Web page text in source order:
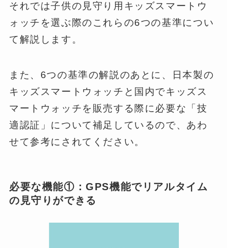
それでは子供の見守り用キッズスマートウ
ォッチを選ぶ際のこれらの6つの基準につい
て解説します。
また、6つの基準の解説のあとに、日本製の
キッズスマートウォッチと国内でキッズス
マートウォッチを販売する際に必要な「技
適認証」について補足しているので、あわ
せて参考にされてください。
必要な機能①：GPS機能でリアルタイム
の見守りができる